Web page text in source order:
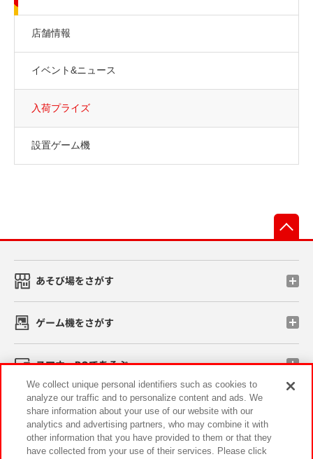
店舗情報
イベント&ニュース
入荷プライズ
設置ゲーム機
あそび場をさがす
ゲーム機をさがす
スマホ・PCであそぶ
イベント・キャンペーン
We collect unique personal identifiers such as cookies to
analyze our traffic and to personalize content and ads. We
share information about your use of our website with our
analytics and advertising partners, who may combine it with
other information that you have provided to them or that they
have collected from your use of their services. Please click